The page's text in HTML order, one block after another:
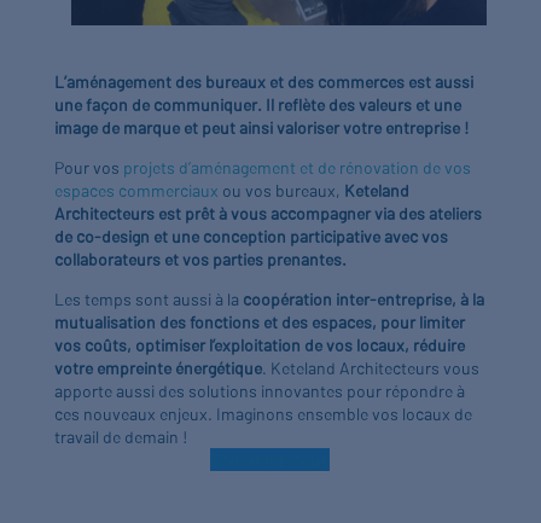
L’aménagement des bureaux et des commerces est aussi
une façon de communiquer. Il reflète des valeurs et une
image de marque et peut ainsi valoriser votre entreprise !
Pour vos projets d’aménagement et de rénovation de vos
espaces commerciaux ou vos bureaux, Keteland
Architecteurs est prêt à vous accompagner via des ateliers
de co-design et une conception participative avec vos
collaborateurs et vos parties prenantes.
Les temps sont aussi à la coopération inter-entreprise, à la
mutualisation des fonctions et des espaces, pour limiter
vos coûts, optimiser l’exploitation de vos locaux, réduire
votre empreinte énergétique. Keteland Architecteurs vous
apporte aussi des solutions innovantes pour répondre à
ces nouveaux enjeux. Imaginons ensemble vos locaux de
travail de demain !